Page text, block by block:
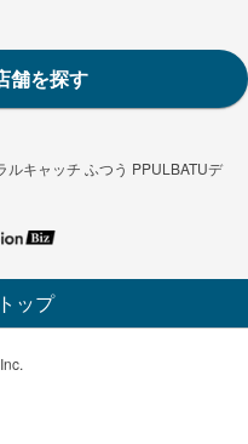
キャッチ ふつう PPULBATUデ
舗を探す
ップ